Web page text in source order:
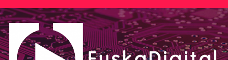
Saltar
al
contenido